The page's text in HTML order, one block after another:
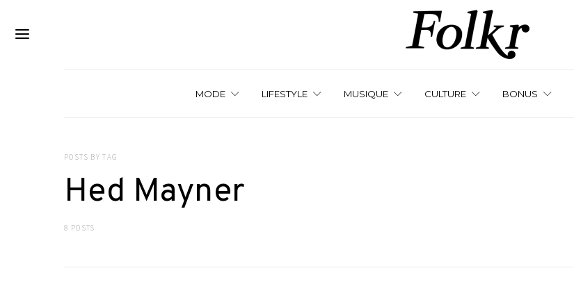
MODE LIFESTYLE MUSIQUE CULTURE BONUS
POSTS BY TAG
Hed Mayner
8 POSTS